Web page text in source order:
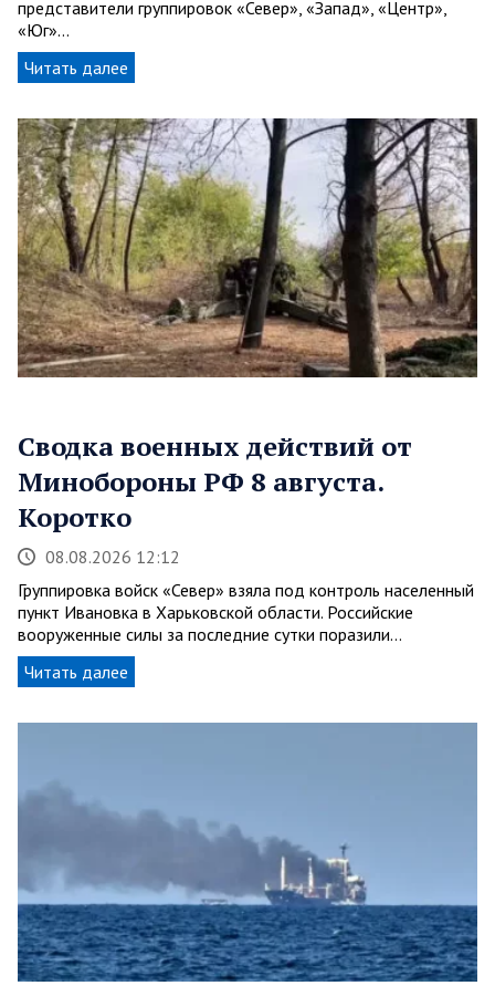
представители группировок «Север», «Запад», «Центр»,
«Юг»…
Читать далее
Сводка военных действий от
Минобороны РФ 8 августа.
Коротко
08.08.2026 12:12
Группировка войск «Север» взяла под контроль населенный
пункт Ивановка в Харьковской области. Российские
вооруженные силы за последние сутки поразили…
Читать далее